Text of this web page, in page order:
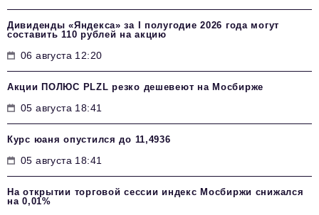
Дивиденды «Яндекса» за I полугодие 2026 года могут
составить 110 рублей на акцию
06 августа 12:20
Акции ПОЛЮС PLZL резко дешевеют на Мосбирже
05 августа 18:41
Курс юаня опустился до 11,4936
05 августа 18:41
На открытии торговой сессии индекс Мосбиржи снижался
на 0,01%